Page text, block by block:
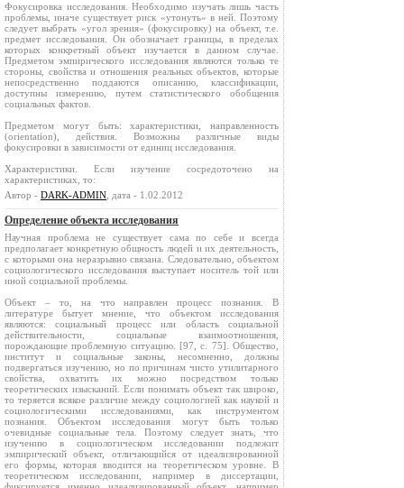
Фокусировка исследования. Необходимо изучать лишь часть
проблемы, иначе существует риск «утонуть» в ней. Поэтому
следует выбрать «угол зрения» (фокусировку) на объект, т.е.
предмет исследования. Он обозначает границы, в пределах
которых конкретный объект изучается в данном случае.
Предметом эмпирического исследования являются только те
стороны, свойства и отношения реальных объектов, которые
непосредственно поддаются описанию, классификации,
доступны измерению, путем статистического обобщения
социальных фактов.
Предметом могут быть: характеристики, направленность
(orientation), действия. Возможны различные виды
фокусировки в зависимости от единиц исследования.
Характеристики. Если изучение сосредоточено на
характеристиках, то:
Автор - DARK-ADMIN , дата - 1.02.2012
Определение объекта исследования
Научная проблема не существует сама по себе и всегда
предполагает конкретную общность людей и их деятельность,
с которыми она неразрывно связана. Следовательно, объектом
социологического исследования выступает носитель той или
иной социальной проблемы.
Объект – то, на что направлен процесс познания. В
литературе бытует мнение, что объектом исследования
являются: социальный процесс или область социальной
действительности, социальные взаимоотношения,
порождающие проблемную ситуацию. [97, с. 75]. Общество,
институт и социальные законы, несомненно, должны
подвергаться изучению, но по причинам чисто утилитарного
свойства, охватить их можно посредством только
теоретических изысканий. Если понимать объект так широко,
то теряется всякое различие между социологией как наукой и
социологическими исследованиями, как инструментом
познания. Объектом исследования могут быть только
очевидные социальные тела. Поэтому следует знать, что
изучению в социологическом исследовании подлежит
эмпирический объект, отличающийся от идеализированной
его формы, которая вводится на теоретическом уровне. В
теоретическом исследовании, например в диссертации,